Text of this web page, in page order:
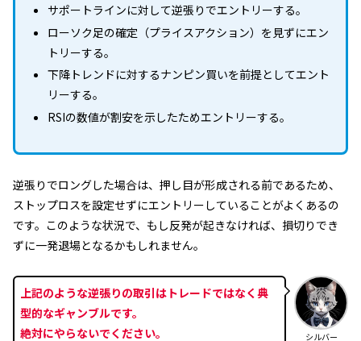
サポートラインに対して逆張りでエントリーする。
ローソク足の確定（プライスアクション）を見ずにエン
トリーする。
下降トレンドに対するナンピン買いを前提としてエント
リーする。
RSIの数値が割安を示したためエントリーする。
逆張りでロングした場合は、押し目が形成される前であるため、
ストップロスを設定せずにエントリーしていることがよくあるの
です。このような状況で、もし反発が起きなければ、損切りでき
ずに一発退場となるかもしれません。
シルバー
上記のような逆張りの取引はトレードではなく典
型的なギャンブルです。
絶対にやらないでください。